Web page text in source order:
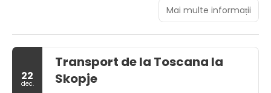
Take advantage of recreation opportunities including an
outdoor pool and a 24-hour fitness center. Additional
features at this hotel include complimentary wireless
internet access, concierge services, and wedding
services. Getting to nearby attractions is a breeze with
the area shuttle (surcharge).
Mai multe informații
22
dec.
Transport de la Toscana la
Skopje